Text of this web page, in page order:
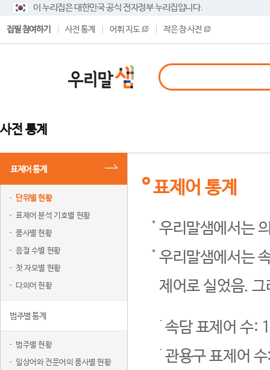
이 누리집은 대한민국 공식 전자정부 누리집입니다.
집필 참여하기 사전 통계 어휘 지도 작은 창 사전
사전 통계
표제어 통계
단위별 현황
표제어 분석 기호별 현황
품사별 현황
음절 수별 현황
첫 자모별 현황
다의어 현황
범주별 통계
범주별 현황
일상어와 전문어의 품사별 현황
표제어 통계
우리말샘에서는
우리말샘에서는
제어로 실었음.
속담 표제어 수:
관용구 표제어